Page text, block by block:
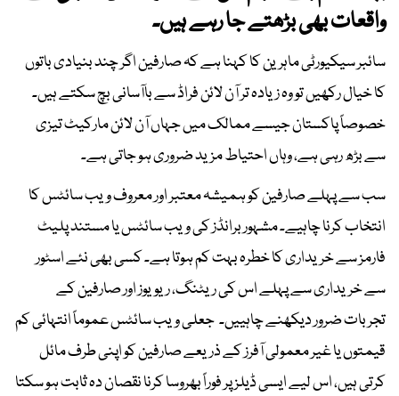
واقعات بھی بڑھتے جا رہے ہیں۔
سائبر سیکیورٹی ماہرین کا کہنا ہے کہ صارفین اگر چند بنیادی باتوں
کا خیال رکھیں تو وہ زیادہ تر آن لائن فراڈ سے باآسانی بچ سکتے ہیں۔
خصوصاً پاکستان جیسے ممالک میں جہاں آن لائن مارکیٹ تیزی
سے بڑھ رہی ہے، وہاں احتیاط مزید ضروری ہو جاتی ہے۔
سب سے پہلے صارفین کو ہمیشہ معتبر اور معروف ویب سائٹس کا
انتخاب کرنا چاہیے۔ مشہور برانڈز کی ویب سائٹس یا مستند پلیٹ
فارمز سے خریداری کا خطرہ بہت کم ہوتا ہے۔ کسی بھی نئے اسٹور
سے خریداری سے پہلے اس کی ریٹنگ، ریویوز اور صارفین کے
تجربات ضرور دیکھنے چاہییں۔ جعلی ویب سائٹس عموماً انتہائی کم
قیمتوں یا غیر معمولی آفرز کے ذریعے صارفین کو اپنی طرف مائل
کرتی ہیں، اس لیے ایسی ڈیلز پر فوراً بھروسا کرنا نقصان دہ ثابت ہو سکتا